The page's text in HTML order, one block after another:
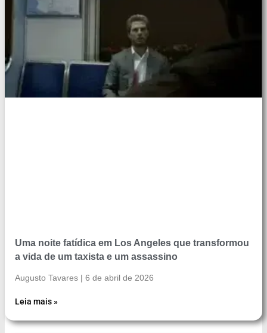
Uma noite fatídica em Los Angeles que transformou
a vida de um taxista e um assassino
Augusto Tavares 6 de abril de 2026
Leia mais »